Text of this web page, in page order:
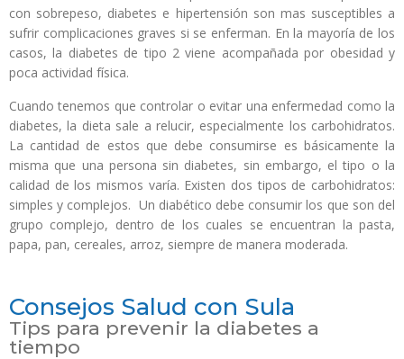
con sobrepeso, diabetes e hipertensión son mas susceptibles a
sufrir complicaciones graves si se enferman. En la mayoría de los
casos, la diabetes de tipo 2 viene acompañada por obesidad y
poca actividad física.
Cuando tenemos que controlar o evitar una enfermedad como la
diabetes, la dieta sale a relucir, especialmente los carbohidratos.
La cantidad de estos que debe consumirse es básicamente la
misma que una persona sin diabetes, sin embargo, el tipo o la
calidad de los mismos varía. Existen dos tipos de carbohidratos:
simples y complejos. Un diabético debe consumir los que son del
grupo complejo, dentro de los cuales se encuentran la pasta,
papa, pan, cereales, arroz, siempre de manera moderada.
Consejos Salud con Sula
Tips para prevenir la diabetes a
tiempo